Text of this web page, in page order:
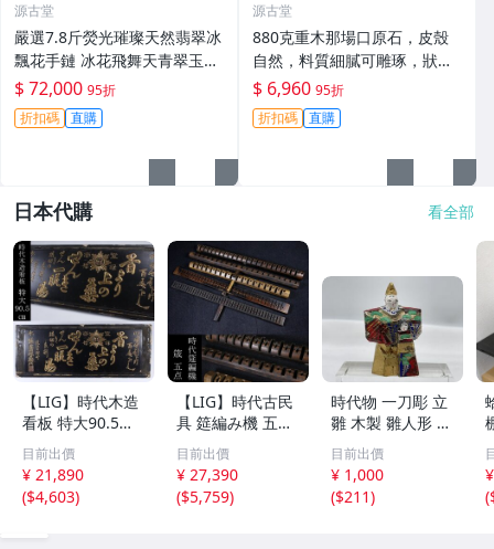
源古堂
嚴選7.8斤熒光璀璨天然翡翠冰
飄花手鏈 冰花飛舞天青翠玉br
acelet 翡翠手鏈 翡翠bracelet
$ 72,000 95折
折扣碼 直購
源古堂
880克重木那場口原石，皮殼
自然，料質細膩可雕琢，狀態
優良適合作為手鐲或收藏，嚴
選天然A貨翡翠#天然翡翠 A貨
翡翠 手鐲原料
$ 6,960 95折
折扣碼 直購
日本代購 看全部
【LIG】時代木造
看板 特大90.5㎝
金彩 本舗 高田徳
左衛門 古美術品
2606.676
目前出價
¥ 21,890
($4,603)
【LIG】時代古民
具 筵編み機 五点
むしろ編み 筬 お
さ 農具 古道具 26
04.458
目前出價
¥ 27,390
($5,759)
時代物 一刀彫 立
雛 木製 雛人形 木
彫彩色 小型 2.2×
3.5×H5.7cm ひな
祭り 郷土玩具 木
工芸 置物 木彫人
目前出價
¥ 1,000
($211)
(